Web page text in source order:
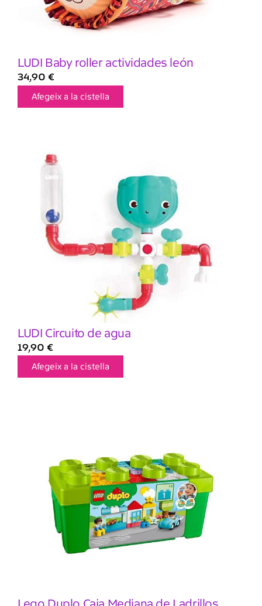
LUDI Baby roller actividades león
34,90 €
Afegeix a la cistella
LUDI Circuito de agua
19,90 €
Afegeix a la cistella